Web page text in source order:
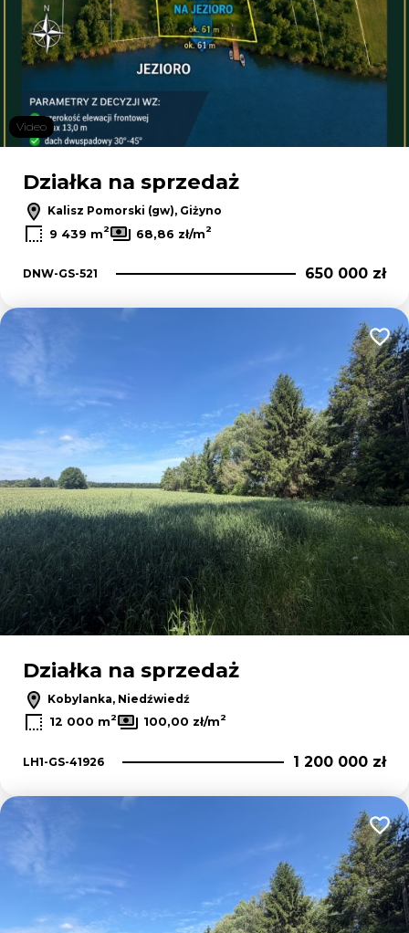
Video
Działka na sprzedaż
Kalisz Pomorski (gw), Giżyno
9 439 m2 68,86 zł/m2
DNW-GS-521 650 000 zł
Działka na sprzedaż
Kobylanka, Niedźwiedź
12 000 m2 100,00 zł/m2
LH1-GS-41926 1 200 000 zł